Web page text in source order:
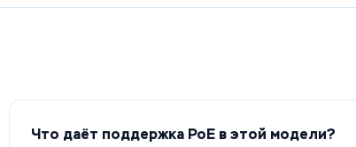
Что даёт поддержка PoE в этой модели?